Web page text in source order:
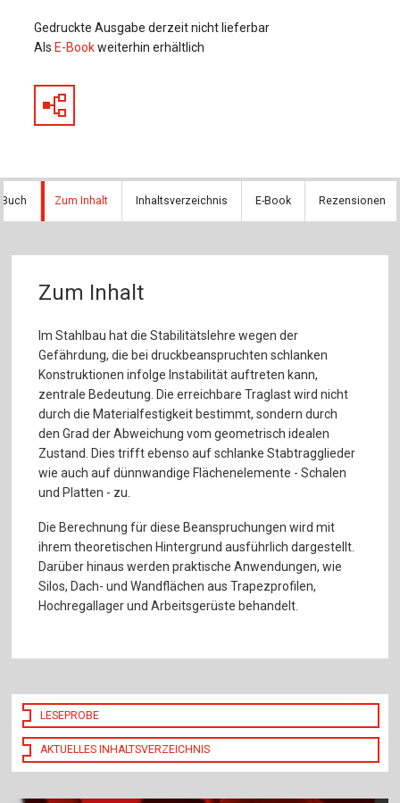
Gedruckte Ausgabe derzeit nicht lieferbar
Als E-Bookweiterhin erhältlich
Zum Inhalt Inhaltsverzeichnis E-Book Rezensionen
Zum Inhalt
Im Stahlbau hat die Stabilitätslehre wegen der
Gefährdung, die bei druckbeanspruchten schlanken
Konstruktionen infolge Instabilität auftreten kann,
zentrale Bedeutung. Die erreichbare Traglast wird nicht
durch die Materialfestigkeit bestimmt, sondern durch
den Grad der Abweichung vom geometrisch idealen
Zustand. Dies trifft ebenso auf schlanke Stabtragglieder
wie auch auf dünnwandige Flächenelemente - Schalen
und Platten - zu.
Die Berechnung für diese Beanspruchungen wird mit
ihrem theoretischen Hintergrund ausführlich dargestellt.
Darüber hinaus werden praktische Anwendungen, wie
Silos, Dach- und Wandflächen aus Trapezprofilen,
Hochregallager und Arbeitsgerüste behandelt.
LESEPROBE
AKTUELLES INHALTSVERZEICHNIS